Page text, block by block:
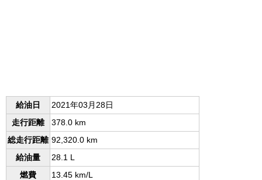
給油日
2021年03月28日
走行距離
378.0 km
総走行距離 92,320.0 km
給油量
28.1 L
燃費
13.45 km/L